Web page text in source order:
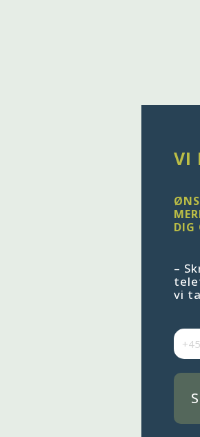
VI
DIG
–
vi